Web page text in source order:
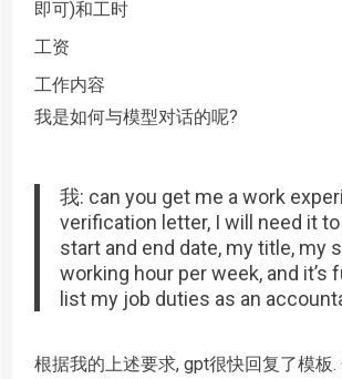
即可)和工时
工资
工作内容
我是如何与模型对话的呢?
我: can you get me a work
verification letter, I will need it
start and end date, my title, my
working hour per week, and it’s
list my job duties as an
根据我的上述要求, gpt很快回复了模板